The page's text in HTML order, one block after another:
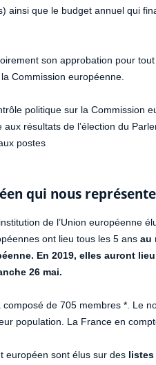
ainsi que le budget annuel qui
son approbation pour
Commission européenne.
politique sur la Commission
résultats de l’élection du
postes
qui nous représente
de l’Union européenne
ont lieu tous les 5 ans au
En 2019, elles auront
26 mai.
de 705 membres *. Le
population. La France en
européen sont élus sur des listes